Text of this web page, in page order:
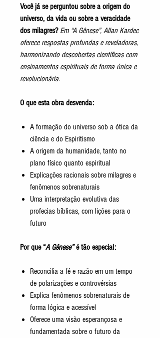
Você já se perguntou sobre a origem do
universo, da vida ou sobre a veracidade
dos milagres? Em “A Gênese”, Allan Kardec
oferece respostas profundas e reveladoras,
harmonizando descobertas científicas com
ensinamentos espirituais de forma única e
revolucionária.
O que esta obra desvenda:
A formação do universo sob a ótica da
ciência e do Espiritismo
A origem da humanidade, tanto no
plano físico quanto espiritual
Explicações racionais sobre milagres e
fenômenos sobrenaturais
Uma interpretação evolutiva das
profecias bíblicas, com lições para o
futuro
Por que “A Gênese”é tão especial:
Reconcilia a fé e razão em um tempo
de polarizações e controvérsias
Explica fenômenos sobrenaturais de
forma lógica e acessível
Oferece uma visão esperançosa e
fundamentada sobre o futuro da